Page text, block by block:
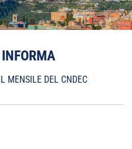
MENSILE DEL CNDEC